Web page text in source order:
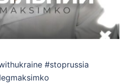
#stoprussia